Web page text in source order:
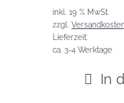
inkl. 19 % MwSt.
zzgl.Versandkosten
Lieferzeit:
ca. 3-4 Werktage
In